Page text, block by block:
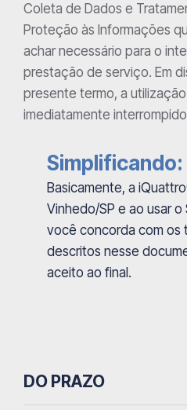
Coleta de Dados e
Proteção às Informações
achar necessário para o
prestação de serviço. Em
presente termo, a
imediatamente interrompido
Simplificando:
Basicamente, a
Vinhedo/SP e ao usar
você concorda com os
descritos nesse
aceito ao final.
DO PRAZO